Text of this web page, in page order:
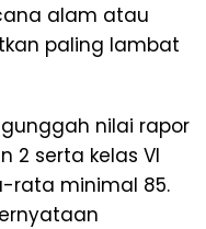
alam atau
paling lambat
nilai rapor
2 serta kelas VI
rata minimal 85.